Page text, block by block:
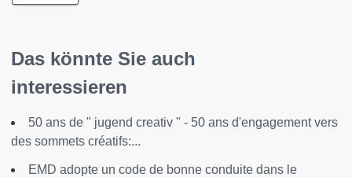
Das könnte Sie auch
interessieren
50 ans de " jugend creativ " - 50 ans d'engagement vers
des sommets créatifs:...
EMD adopte un code de bonne conduite dans le